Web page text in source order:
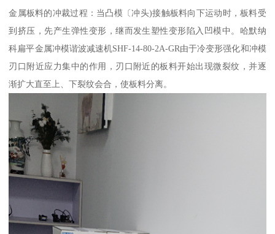
金属板料的冲裁过程：当凸模〔冲头)接触板料向下运动时，板料受
到挤压，先产生弹性变形，继而发生塑性变形陷入凹模中。哈默纳
科扁平金属冲模谐波减速机SHF-14-80-2A-GR由于冷变形强化和冲模
刃口附近应力集中的作用，刃口附近的板料开始出现微裂纹，并逐
渐扩大直至上、下裂纹会合，使板料分离。